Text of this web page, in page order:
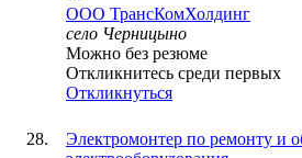
ООО ТрансКомХолдинг
село Черницыно
Можно без резюме
Откликнитесь среди первых
Откликнуться
Электромонтер по ремонту и